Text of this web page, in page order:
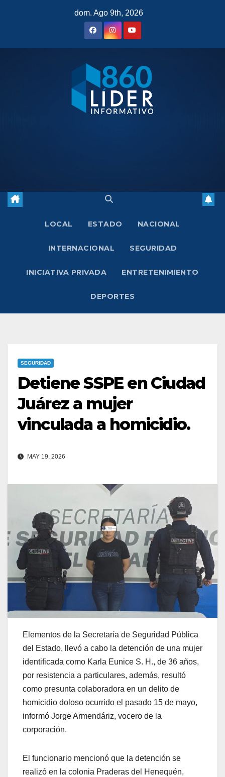
dom. Ago 9th, 2026
LOCAL ESTADO NACIONAL
INTERNACIONAL SEGURIDAD
INICIATIVA PRIVADA ENTRETENIMIENTO
DEPORTES
SEGURIDAD
Detiene SSPE en Ciudad
Juárez a mujer
vinculada a homicidio.
MAY 19, 2026
Elementos de la Secretaría de Seguridad Pública
del Estado, llevó a cabo la detención de una mujer
identificada como Karla Eunice S. H., de 36 años,
por resistencia a particulares, además, resultó
como presunta colaboradora en un delito de
homicidio doloso ocurrido el pasado 15 de mayo,
informó Jorge Armendáriz, vocero de la
corporación.
El funcionario mencionó que la detención se
realizó en la colonia Praderas del Henequén,